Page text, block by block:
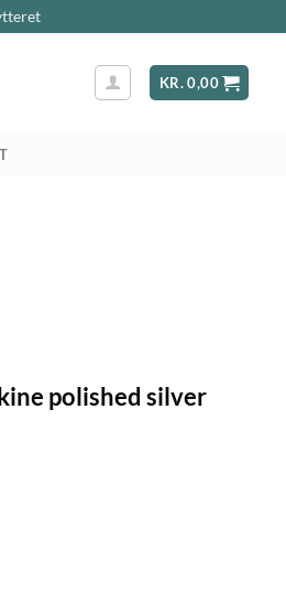
KR.0,00
polished silver